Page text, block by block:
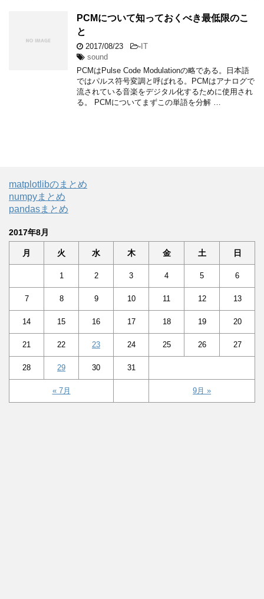
PCMについて知っておくべき最低限のこ
と
2017/08/23 -IT
sound
PCMはPulse Code Modulationの略である。日本語
ではパルス符号変調と呼ばれる。PCMはアナログで
流されている音楽をデジタル化するために使用され
る。 PCMについてまずこの単語を分解 …
matplotlibのまとめ
numpyまとめ
pandasまとめ
2017年8月
月 火 水 木 金 土 日
« 7月 9月 »
1 2 3 4 5 6
7 8 9 10 11 12 13
14 15 16 17 18 19 20
21 22 23 24 25 26 27
28 29 30 31